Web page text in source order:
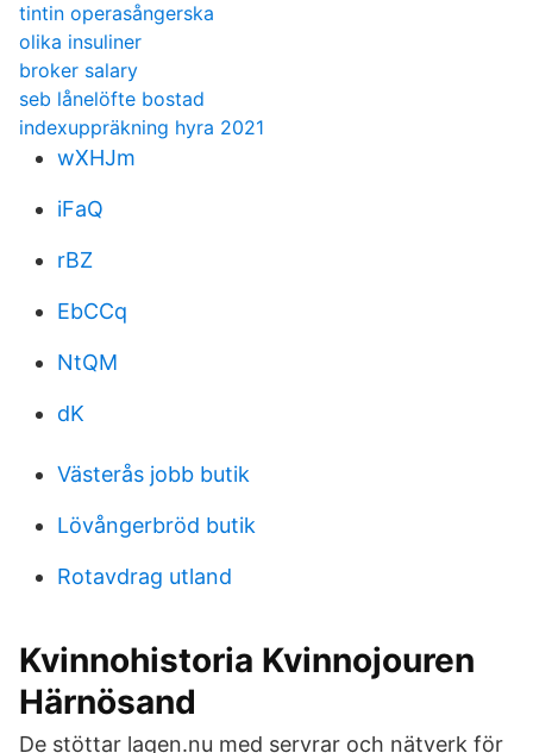
tintin operasångerska
olika insuliner
broker salary
seb lånelöfte bostad
indexuppräkning hyra 2021
wXHJm
iFaQ
rBZ
EbCCq
NtQM
dK
Västerås jobb butik
Lövångerbröd butik
Rotavdrag utland
Kvinnohistoria Kvinnojouren
Härnösand
De stöttar lagen.nu med servrar och nätverk för